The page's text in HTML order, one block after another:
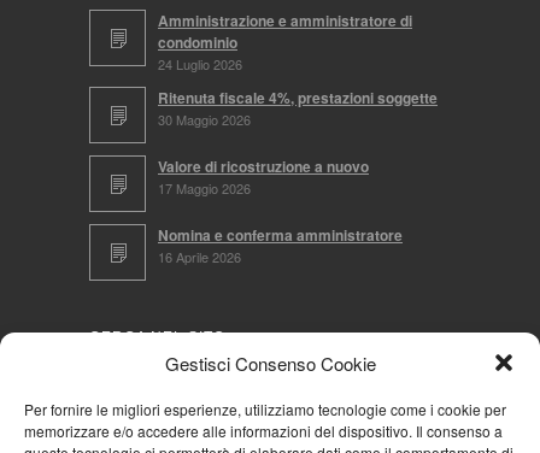
Gestisci Consenso Cookie
Per fornire le migliori esperienze, utilizziamo tecnologie come i cookie per
memorizzare e/o accedere alle informazioni del dispositivo. Il consenso a
Amministrazione e amministratore di
condominio
24 Luglio 2026
Ritenuta fiscale 4%, prestazioni soggette
30 Maggio 2026
Valore di ricostruzione a nuovo
17 Maggio 2026
Nomina e conferma amministratore
16 Aprile 2026
CERCA NEL SITO
NAVIGA PER